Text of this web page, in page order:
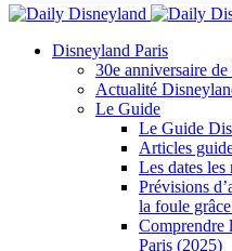
Disneyland Paris
30e anniversaire
Actualité
Le Guide
Le Guide
Articles
Les dates les
Prévisions
la foule
Comprendre
Paris (2025)